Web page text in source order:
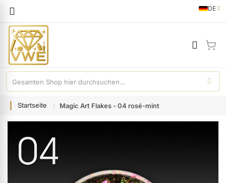
Sprache
DE
German
Startseite Magic Art Flakes - 04 rosé-mint
Ende
Bildgalerie